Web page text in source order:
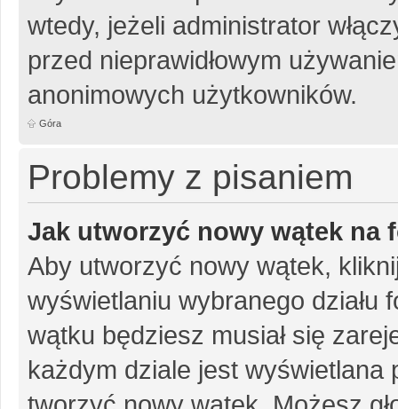
wtedy, jeżeli administrator
przed nieprawidłowym
anonimowych użytkowników.
Góra
Problemy z pisaniem
Jak utworzyć nowy wątek na
Aby utworzyć nowy wątek,
wyświetlaniu wybranego działu
wątku będziesz musiał się
każdym dziale jest wyświetlana